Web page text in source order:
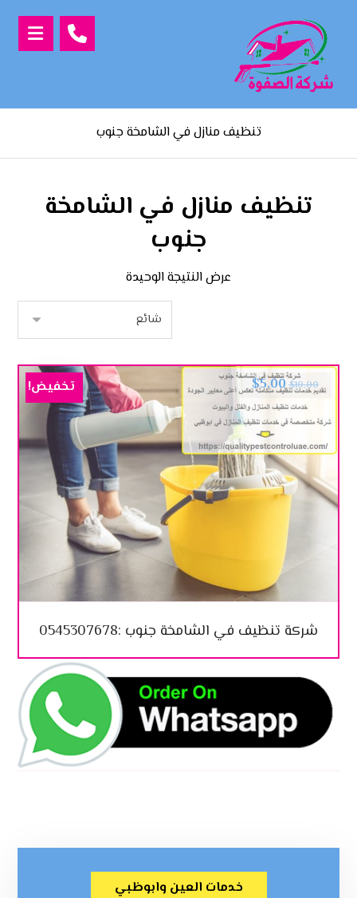
تنظيف منازل في الشامخة جنوب
تنظيف منازل في الشامخة
جنوب
عرض النتيجة الوحيدة
شركة تنظيف في الشامخة جنوب :0545307678
$10.00
$5.00 تخفيض!
خدمات العين وابوظبي